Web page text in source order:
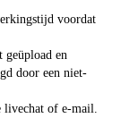
voordat
geüpload en
door een niet-
livechat of e-mail.